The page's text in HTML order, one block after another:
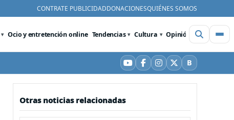
CONTRATE PUBLICIDADDONACIONESQUIÉNES SOMOS
Ocio y entretención online Tendencias Cultura Opinión Videos
YouTube
Facebook
Instagram
X BBluesky
Otras noticias relacionadas